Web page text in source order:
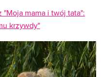
mama i twój tata":
krzywdy"